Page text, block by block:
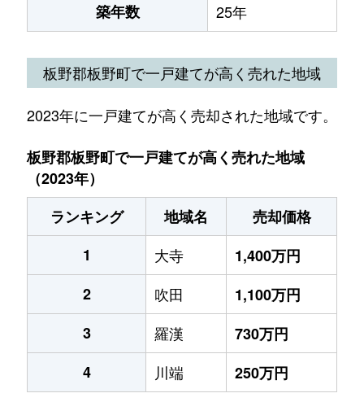
築年数 25年
板野郡板野町で一戸建てが高く売れた地域
2023年に一戸建てが高く売却された地域です。
板野郡板野町で一戸建てが高く売れた地域
（2023年）
ランキング
地域名
売却価格
1
大寺
1,400万円
2
吹田
1,100万円
3
羅漢
730万円
4
川端 250万円